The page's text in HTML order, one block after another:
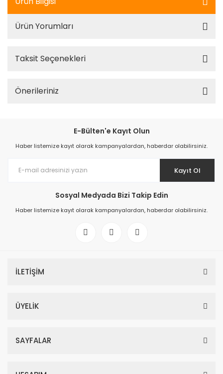
Ürün Yorumları
Taksit Seçenekleri
Önerileriniz
E-Bülten'e Kayıt Olun
Haber listemize kayıt olarak kampanyalardan, haberdar olabilirsiniz.
Kayıt Ol
Sosyal Medyada Bizi Takip Edin
Haber listemize kayıt olarak kampanyalardan, haberdar olabilirsiniz.
İLETİŞİM
ÜYELİK
SAYFALAR